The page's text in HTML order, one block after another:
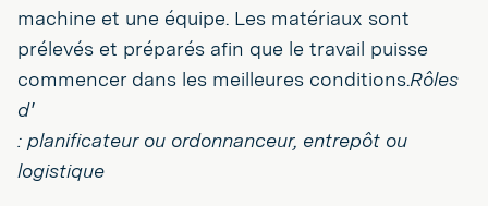
machine et une équipe. Les matériaux sont
prélevés et préparés afin que le travail puisse
commencer dans les meilleures conditions.Rôles
d'
: planificateur ou ordonnanceur, entrepôt ou
logistique